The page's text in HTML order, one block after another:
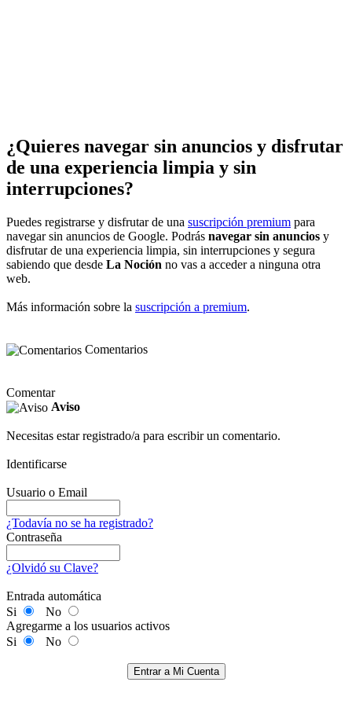
¿Quieres navegar sin anuncios y disfrutar
de una experiencia limpia y sin
interrupciones?
Puedes registrarse y disfrutar de una suscripción premium para
navegar sin anuncios de Google. Podrás navegar sin anuncios y
disfrutar de una experiencia limpia, sin interrupciones y segura
sabiendo que desde La Noción no vas a acceder a ninguna otra
web.
Más información sobre la suscripción a premium.
Comentarios
Comentar
Aviso
Necesitas estar registrado/a para escribir un comentario.
Identificarse
Usuario o Email
¿Todavía no se ha registrado?
Contraseña
¿Olvidó su Clave?
Entrada automática
Si
No
Agregarme a los usuarios activos
Si
No
Entrar a Mi Cuenta